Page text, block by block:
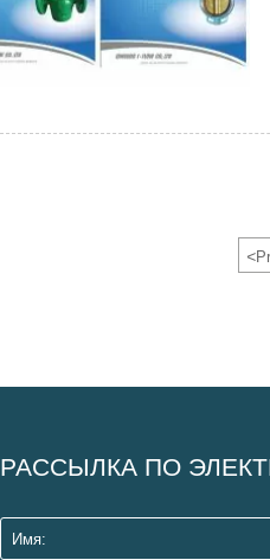
<
РАССЫЛКА ПО